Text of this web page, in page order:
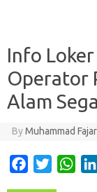
Info
Operator
Alam
ByMuhammad Fajar
W